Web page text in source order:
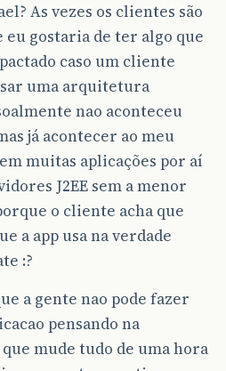
As vezes os clientes são
gostaria de ter algo que
caso um cliente
uma arquitetura
nao aconteceu
já acontecer ao meu
muitas aplicações por aí
J2EE sem a menor
o cliente acha que
a app usa na verdade
:?
a gente nao pode fazer
pensando na
mude tudo de uma hora